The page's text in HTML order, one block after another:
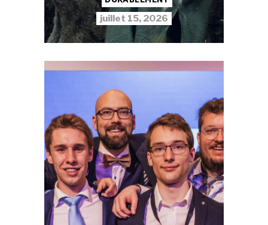
juillet 15, 2026